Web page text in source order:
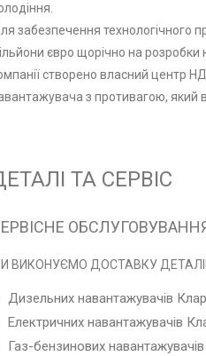
забезпечення технологічного
євро щорічно на розробки
створено власний центр
з противагою, який
ТА СЕРВІС
ВИКОНУЄМО ДОСТАВКУ
Дизельних навантажувачів
Електричних навантажувачів
Газ-бензинових